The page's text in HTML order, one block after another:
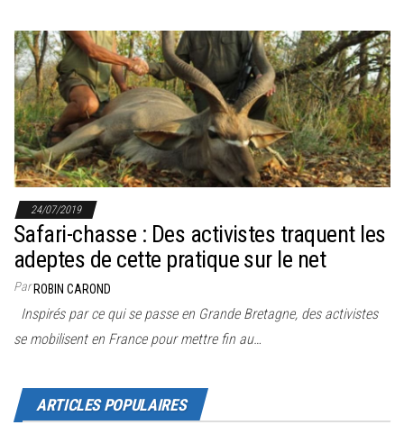
24/07/2019
Safari-chasse : Des activistes traquent les
adeptes de cette pratique sur le net
ParROBIN CAROND
Inspirés par ce qui se passe en Grande Bretagne, des activistes
se mobilisent en France pour mettre fin au…
ARTICLES POPULAIRES